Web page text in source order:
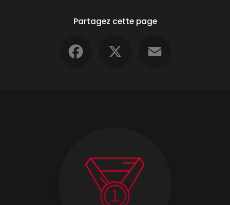
Partagez cette page